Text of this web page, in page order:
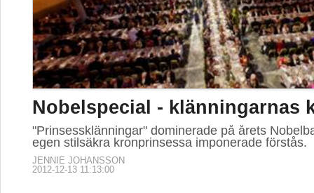
Nobelspecial - klänningarnas
"Prinsessklänningar" dominerade på årets
egen stilsäkra kronprinsessa imponerade förstås.
JENNIE JOHANSSON
2012-12-13 11:13:00